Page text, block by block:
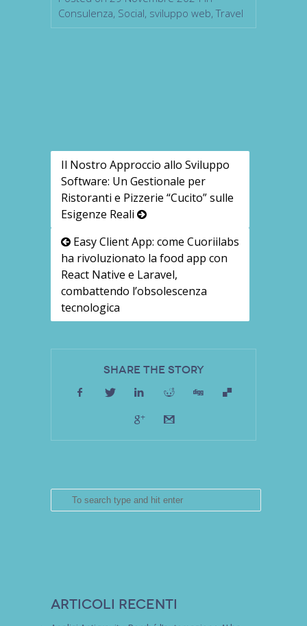
Consulenza, Social, sviluppo web,Travel
Il Nostro Approccio allo Sviluppo
Software: Un Gestionale per
Ristoranti e Pizzerie “Cucito” sulle
Esigenze Reali
Easy Client App: come Cuoriilabs
ha rivoluzionato la food app con
React Native e Laravel,
combattendo l’obsolescenza
tecnologica
Share the Story
Articoli recenti